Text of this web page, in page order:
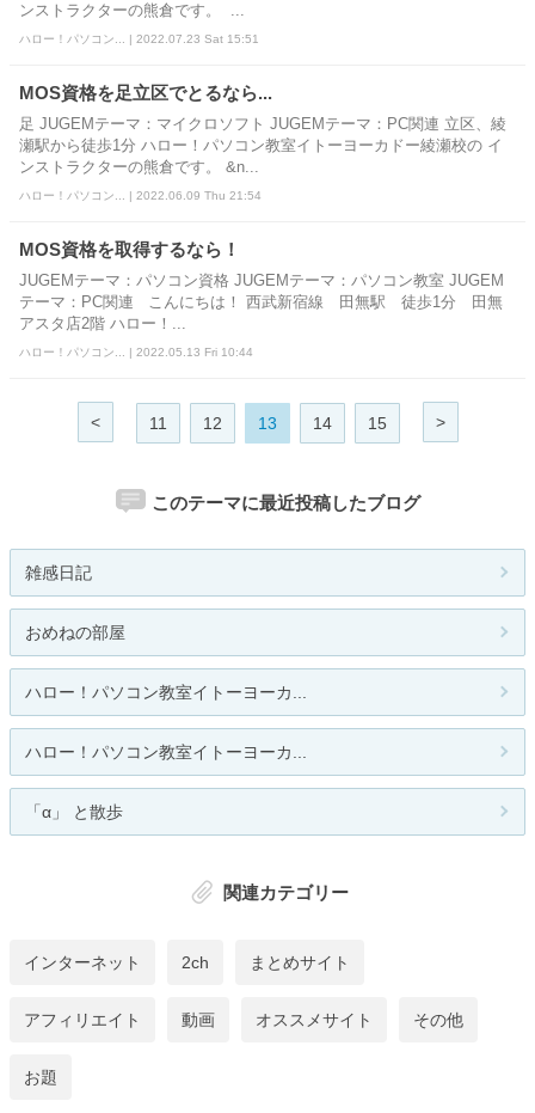
ンストラクターの熊倉です。 ...
ハロー！パソコン... | 2022.07.23 Sat 15:51
MOS資格を足立区でとるなら...
足 JUGEMテーマ：マイクロソフト JUGEMテーマ：PC関連 立区、綾
瀬駅から徒歩1分 ハロー！パソコン教室イトーヨーカドー綾瀬校の イ
ンストラクターの熊倉です。 &n...
ハロー！パソコン... | 2022.06.09 Thu 21:54
MOS資格を取得するなら！
JUGEMテーマ：パソコン資格 JUGEMテーマ：パソコン教室 JUGEM
テーマ：PC関連 こんにちは！ 西武新宿線 田無駅 徒歩1分 田無
アスタ店2階 ハロー！...
ハロー！パソコン... | 2022.05.13 Fri 10:44
< 11 12 13 14 15 >
このテーマに最近投稿したブログ
雑感日記
おめねの部屋
ハロー！パソコン教室イトーヨーカ...
ハロー！パソコン教室イトーヨーカ...
「α」 と散歩
関連カテゴリー
インターネット 2ch まとめサイト
アフィリエイト 動画 オススメサイト その他
お題